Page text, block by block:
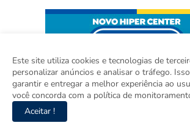
Este site utiliza cookies e tecnologias de
personalizar anúncios e analisar o tráfego.
garantir e entregar a melhor experiência ao
você concorda com a política de
Aceitar !